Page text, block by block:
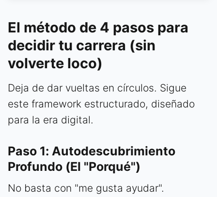
El método de 4 pasos para
decidir tu carrera (sin
volverte loco)
Deja de dar vueltas en círculos. Sigue
este framework estructurado, diseñado
para la era digital.
Paso 1: Autodescubrimiento
Profundo (El "Porqué")
No basta con "me gusta ayudar".